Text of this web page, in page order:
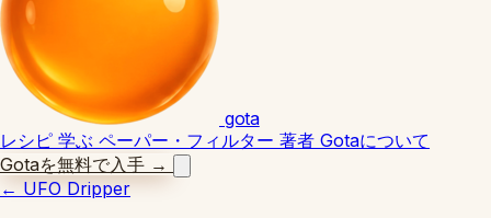
gota
レシピ 学ぶ ペーパー・フィルター 著者 Gotaについて
Gotaを無料で入手 →
← UFO Dripper